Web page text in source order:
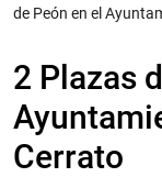
de Peón en el
2 Plazas
Cerrato